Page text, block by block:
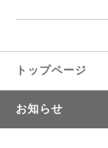
トップページ
お知らせ